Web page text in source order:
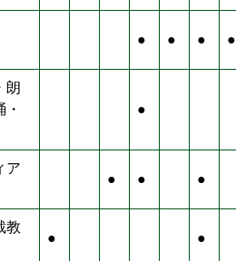
● ● ● ●
朗
●
ア
● ● ●
教
● ●